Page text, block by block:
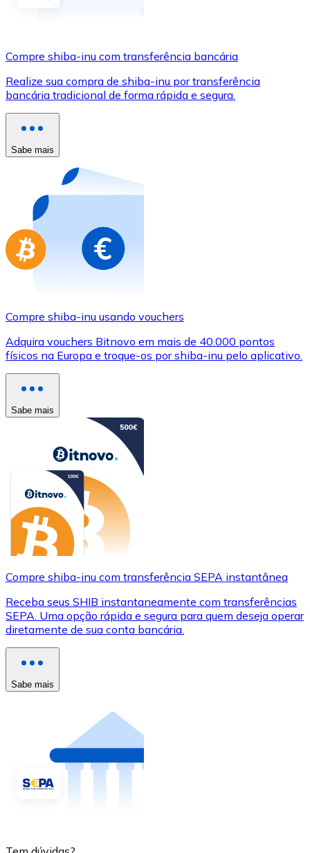
Use cartões Visa e Mastercard para comprar
Comprar com cartão
Compre cartões-presente das suas marcas favoritas
Ir para a loja de cartões-presente
Compre shiba-inu com transferência bancária
Realize sua compra de shiba-inu por transferência
bancária tradicional de forma rápida e segura.
Sabe mais
Compre shiba-inu usando vouchers
Adquira vouchers Bitnovo em mais de 40.000 pontos
físicos na Europa e troque-os por shiba-inu pelo aplicativo.
Sabe mais
Compre shiba-inu com transferência SEPA instantânea
Receba seus SHIB instantaneamente com transferências
SEPA. Uma opção rápida e segura para quem deseja operar
diretamente de sua conta bancária.
Sabe mais